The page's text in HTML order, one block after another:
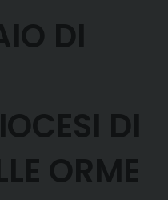
DI
DI
ORME